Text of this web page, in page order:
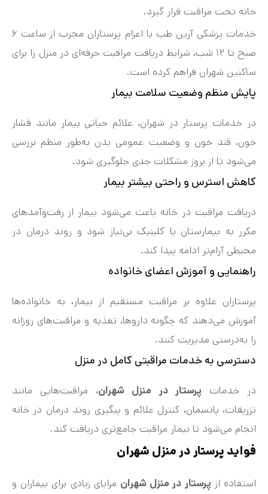
خانه تحت مراقبت قرار گیرد.
خدمات پزشکی آرین طب با اعزام پرستاران مجرب از ساعت ۶
صبح تا ۱۲ شب، شرایط دریافت مراقبت حرفه‌ای در منزل را برای
ساکنین شهران فراهم کرده است.
پایش منظم وضعیت سلامت بیمار
در خدمات پرستار در شهران، علائم حیاتی بیمار مانند فشار
خون، قند خون و وضعیت عمومی بدن به‌طور منظم بررسی
می‌شود تا از بروز مشکلات جدی جلوگیری شود.
کاهش استرس و راحتی بیشتر بیمار
دریافت مراقبت در خانه باعث می‌شود بیمار از رفت‌وآمدهای
مکرر به بیمارستان یا کلینیک بی‌نیاز شود و روند درمان در
محیطی آرام‌تر ادامه پیدا کند.
راهنمایی و آموزش اعضای خانواده
پرستاران علاوه بر مراقبت مستقیم از بیمار، به خانواده‌ها
آموزش می‌دهند که چگونه داروها، تغذیه و مراقبت‌های روزانه
را به‌درستی مدیریت کنند.
دسترسی به خدمات مراقبتی کامل در منزل
در خدمات پرستار در منزل شهران، مراقبت‌هایی مانند
تزریقات، پانسمان، کنترل علائم و پیگیری روند درمان در خانه
انجام می‌شود تا بیمار مراقبت جامع‌تری دریافت کند.
فواید پرستار در منزل شهران
استفاده از پرستار در منزل شهران مزایای زیادی برای بیماران و